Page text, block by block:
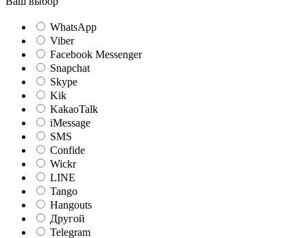
WhatsApp
Viber
Facebook Messenger
Snapchat
Skype
Kik
KakaoTalk
iMessage
SMS
Confide
Wickr
LINE
Tango
Hangouts
Другой
Telegram